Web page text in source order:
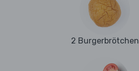
2 Burgerbrötchen